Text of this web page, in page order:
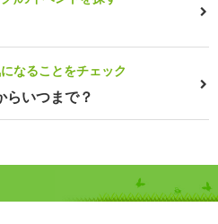
なることをチェック
いつまで？